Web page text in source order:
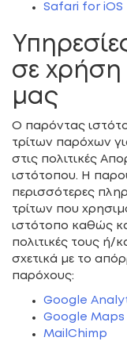
Safari for iOS
σε χρήση
μας
Ο παρόντας
τρίτων παρόχων
στις πολιτικές
ιστότοπου. Η
περισσότερες
τρίτων που
ιστότοπο καθώς
πολιτικές τους ή/
σχετικά με το
παρόχους:
Google
Google Maps
MailChimp